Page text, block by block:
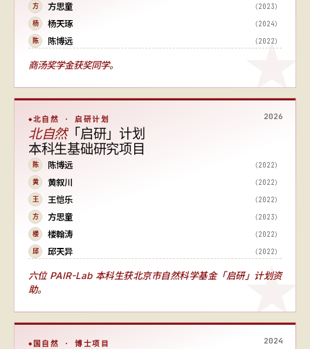
方 方思童 （2023）
杨 杨天琢 （2024）
陈 陈博远 （2022）
商汤奖学金获奖同学。
2026
北自然 · 启研计划
北自然「启研」计划
本科生基础研究项目
陈 陈博远 （2022）
黄 黄叙川 （2022）
王 王恺乐 （2022）
方 方思童 （2023）
楼 楼翰涛 （2022）
邱 邱天异 （2022）
六位 PAIR-Lab 本科生获北京市自然科学基金「启研」计划资
助。
2024
国自然 · 博士项目